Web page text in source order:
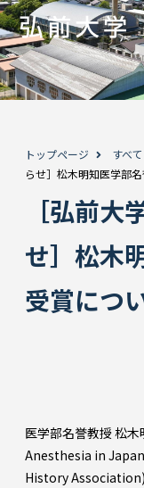
トップページ すべて
らせ］松木明知医学部
［弘前
せ］松木
受賞につ
医学部名誉教授 松
Anesthesia in
History